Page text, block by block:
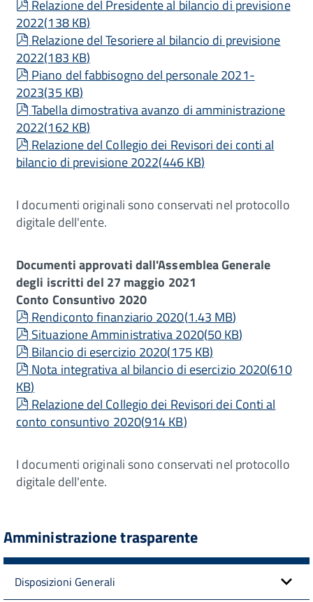
pdf
Relazione del Presidente al bilancio di previsione
2022(138 KB)
pdf
Relazione del Tesoriere al bilancio di previsione
2022(183 KB)
pdf
Piano del fabbisogno del personale 2021-
2023(35 KB)
pdf
Tabella dimostrativa avanzo di amministrazione
2022(162 KB)
pdf
Relazione del Collegio dei Revisori dei conti al
bilancio di previsione 2022(446 KB)
I documenti originali sono conservati nel protocollo
digitale dell'ente.
Documenti approvati dall'Assemblea Generale
degli iscritti del 27 maggio 2021
Conto Consuntivo 2020
pdf
Rendiconto finanziario 2020(1.43 MB)
pdf
Situazione Amministrativa 2020(50 KB)
pdf
Bilancio di esercizio 2020(175 KB)
pdf
Nota integrativa al bilancio di esercizio 2020(610
KB)
pdf
Relazione del Collegio dei Revisori dei Conti al
conto consuntivo 2020(914 KB)
I documenti originali sono conservati nel protocollo
digitale dell'ente.
Amministrazione trasparente
Disposizioni Generali